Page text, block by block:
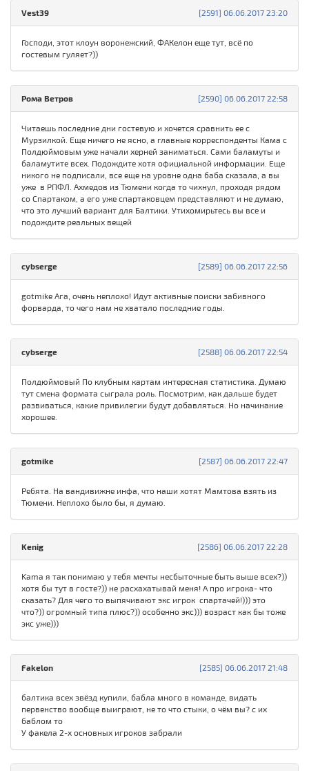
[2591] 06.06.2017 23:20
Vest39
Господи, этот клоун воронежский, ФАКелон еще тут, всё по
гостевым гуляет?))
[2590] 06.06.2017 22:58
Рома Ветров
Читаешь последние дни гостевую и хочется сравнить ее с
Мурзилкой. Еще ничего не ясно, а главные корреспонденты Кама с
Полдюймовым уже начали херней заниматься. Сами баламуты и
баламутите всех. Подождите хотя официальной информации. Еще
никого не подписали, все еще на уровне одна баба сказала, а вы
уже в РПФЛ. Ахмедов из Тюмени когда то чихнул, проходя рядом
со Спартаком, а его уже спартаковцем представляют и не думаю,
что это лучший вариант для Балтики. Утихомирьтесь вы все и
подождите реальных вещей
[2589] 06.06.2017 22:56
cybserge
gotmike Ага, очень неплохо! Идут активные поиски забивного
форварда, то чего нам не хватало последние годы.
[2588] 06.06.2017 22:54
cybserge
Полдюймовый По клубным картам интересная статистика. Думаю
тут смена формата сыграла роль. Посмотрим, как дальше будет
развиваться, какие привилегии будут добавляться. Но начинание
хорошее.
[2587] 06.06.2017 22:47
gotmike
Ребята. На вандивижне инфа, что наши хотят Мамтова взять из
Тюмени. Неплохо было бы, я думаю.
[2586] 06.06.2017 22:28
Kenig
Kama я так понимаю у тебя мечты несбыточные быть выше всех?))
хотя бы тут в госте?)) не расхахатывай меня! А про игрока- что
сказать? Для чего то выпячивают экс игрок спартачей!))) это
что?)) огромный типа плюс?)) особенно экс))) возраст как бы тоже
экс уже)))
[2585] 06.06.2017 21:48
Fakelon
балтика всех звёзд купили, бабла много в команде, видать
первенство вообще выиграют, не то что стыки, о чём вы? с их
баблом то
У факела 2-х основных игроков забрали